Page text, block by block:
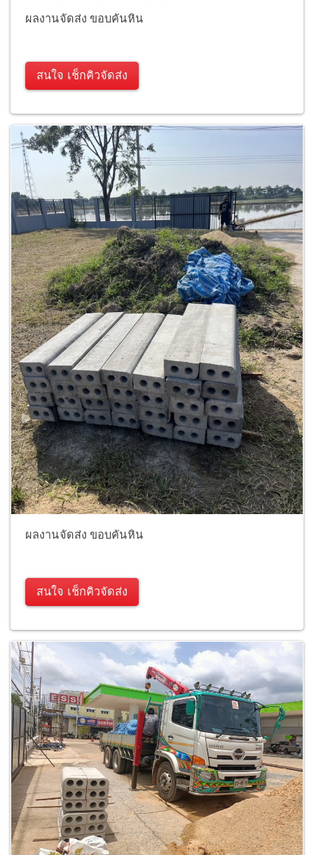
ผลงานจัดส่ง ขอบคันหิน
สนใจ เช็กคิวจัดส่ง
ผลงานจัดส่ง ขอบคันหิน
สนใจ เช็กคิวจัดส่ง